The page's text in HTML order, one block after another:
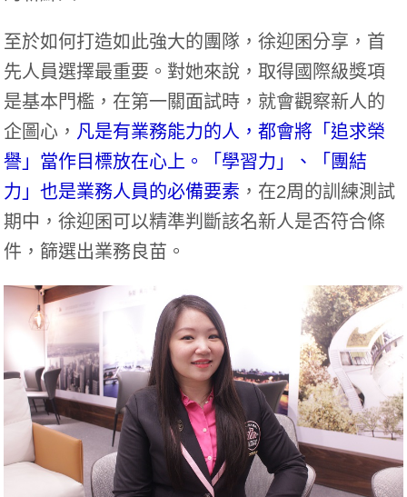
至於如何打造如此強大的團隊，徐迎囷分享，首
先人員選擇最重要。對她來說，取得國際級獎項
是基本門檻，在第一關面試時，就會觀察新人的
企圖心， 凡是有業務能力的人，都會將「追求榮
譽」當作目標放在心上。「學習力」、「團結
力」也是業務人員的必備要素 ，在2周的訓練測試
期中，徐迎囷可以精準判斷該名新人是否符合條
件，篩選出業務良苗。